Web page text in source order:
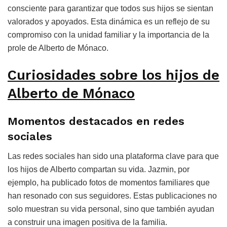
consciente para garantizar que todos sus hijos se sientan
valorados y apoyados. Esta dinámica es un reflejo de su
compromiso con la unidad familiar y la importancia de la
prole de Alberto de Mónaco.
Curiosidades sobre los hijos de
Alberto de Mónaco
Momentos destacados en redes
sociales
Las redes sociales han sido una plataforma clave para que
los hijos de Alberto compartan su vida. Jazmin, por
ejemplo, ha publicado fotos de momentos familiares que
han resonado con sus seguidores. Estas publicaciones no
solo muestran su vida personal, sino que también ayudan
a construir una imagen positiva de la familia.